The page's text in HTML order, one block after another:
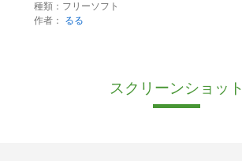
種類：フリーソフト
作者：
るる
スクリーンショット